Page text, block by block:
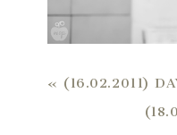
« (16.02.2011)